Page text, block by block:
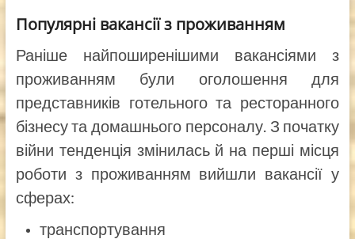
Популярні вакансії з проживанням
Раніше найпоширенішими вакансіями з
проживанням були оголошення для
представників готельного та ресторанного
бізнесу та домашнього персоналу. З початку
війни тенденція змінилась й на перші місця
роботи з проживанням вийшли вакансії у
сферах:
транспортування